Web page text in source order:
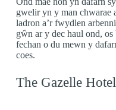
gwelir yn y man chwarae
ladron a’r fwydlen
gŵn ar y dec haul ond,
fechan o du mewn y
coes.
The Gazelle